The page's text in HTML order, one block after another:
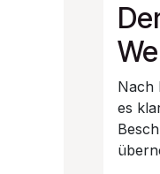
Nach
es